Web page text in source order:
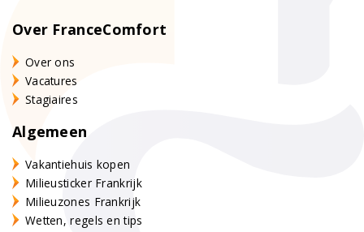
Over FranceComfort
Over ons
Vacatures
Stagiaires
Algemeen
Vakantiehuis kopen
Milieusticker Frankrijk
Milieuzones Frankrijk
Wetten, regels en tips